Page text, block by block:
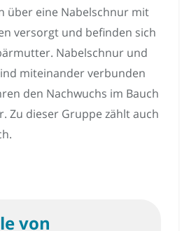
über eine Nabelschnur mit
versorgt und befinden sich
Nabelschnur und
miteinander verbunden
den Nachwuchs im Bauch
Zu dieser Gruppe zählt auch
von